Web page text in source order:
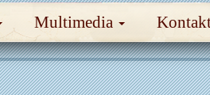
Multimedia